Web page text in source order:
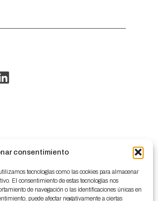
consentimiento
tecnologías como las cookies para almacenar
El consentimiento de estas tecnologías nos
de navegación o las identificaciones únicas en
puede afectar negativamente a ciertas